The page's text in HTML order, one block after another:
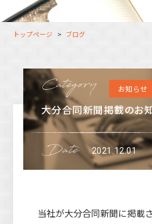
長崎オフィス
福岡コネクトオフィス
松山オフィス
広島オフィス
高松オフィス
利用者（クルー）データ
トップページ ブログ
お知らせ
大分合同新聞掲載のお
2021.12.01
当社が大分合同新聞に掲載